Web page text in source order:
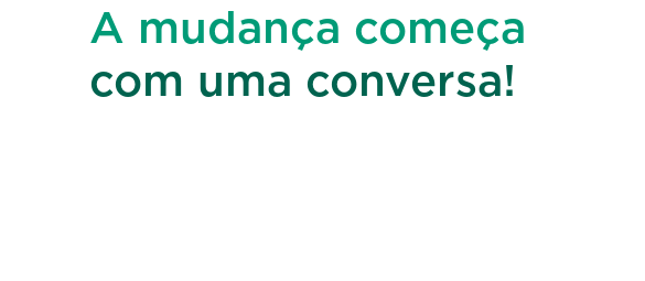
A mudança começa
com uma conversa!